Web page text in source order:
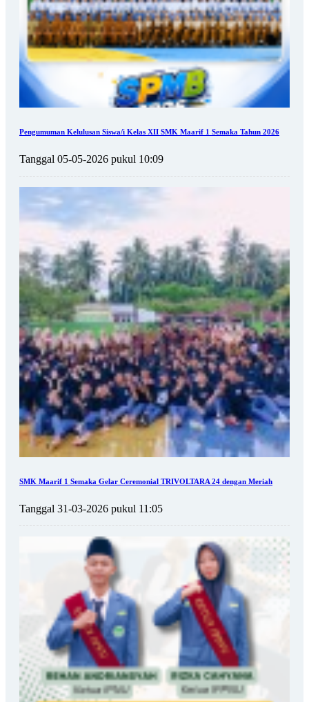
Pengumuman Kelulusan Siswa/i Kelas XII SMK Maarif 1 Semaka Tahun 2026
Tanggal 05-05-2026 pukul 10:09
SMK Maarif 1 Semaka Gelar Ceremonial TRIVOLTARA 24 dengan Meriah
Tanggal 31-03-2026 pukul 11:05